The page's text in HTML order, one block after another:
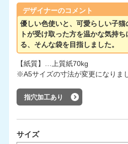
デザイナーのコメント
優しい色使いと、可愛らしい子猫
トが受け取った方を温かな気持
る、そんな袋を目指しました。
【紙質】…上質紙70kg
※A5サイズの寸法が変更になりま
指穴加工あり
サイズ